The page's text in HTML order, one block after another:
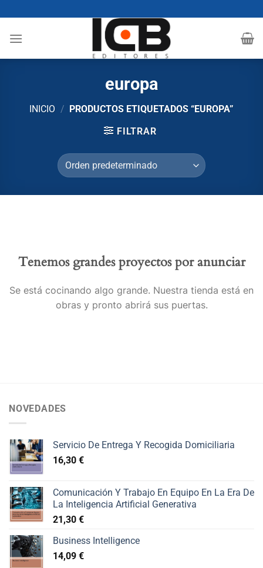
al
contenido
europa
INICIO /
PRODUCTOS ETIQUETADOS “EUROPA”
FILTRAR
Tenemos grandes proyectos por anunciar
Se está cocinando algo grande. Nuestra tienda está en
obras y pronto abrirá sus puertas.
NOVEDADES
Servicio De Entrega Y Recogida Domiciliaria
16,30 €
Comunicación Y Trabajo En Equipo En La Era De
La Inteligencia Artificial Generativa
21,30 €
Business Intelligence
14,09 €